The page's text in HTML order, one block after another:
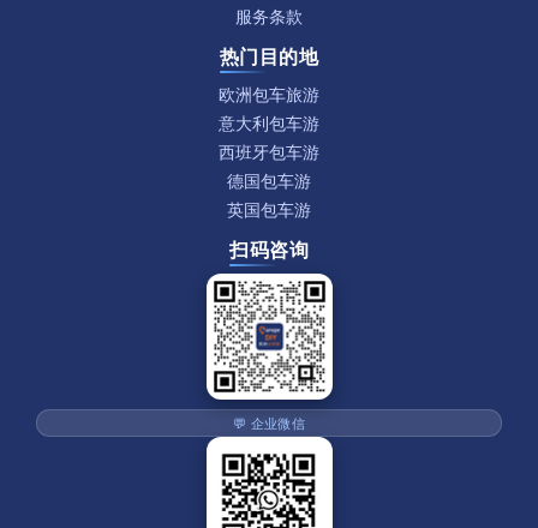
服务条款
热门目的地
欧洲包车旅游
意大利包车游
西班牙包车游
德国包车游
英国包车游
扫码咨询
💬 企业微信